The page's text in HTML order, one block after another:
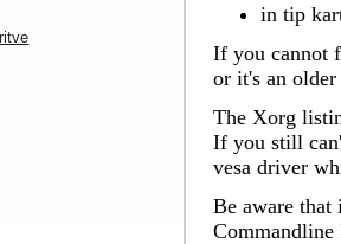
in tip
If you cannot
or it's an
The Xorg
If you still
vesa driver
Be aware that
Commandline